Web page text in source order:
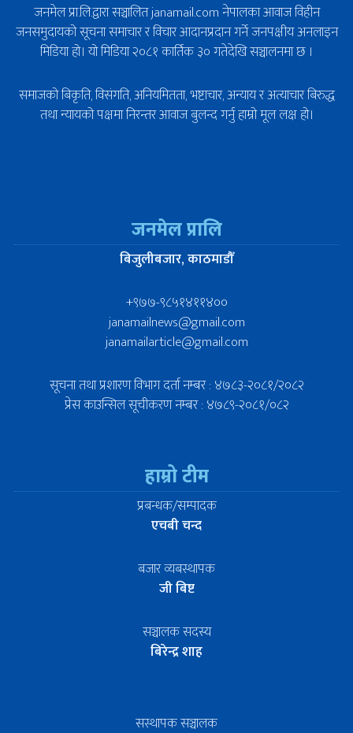
जनमेल प्रा.लि.द्वारा सञ्चालित janamail.com नेपालका आवाज विहीन
जनसमुदायको सूचना समाचार र विचार आदानप्रदान गर्ने जनपक्षीय अनलाइन
मिडिया हो। यो मिडिया २०८१ कार्तिक ३० गतेदेखि सञ्चालनमा छ ।
समाजको बिकृति, विसंगति, अनियमितता, भष्टाचार, अन्याय र अत्याचार बिरुद्ध
तथा न्यायको पक्षमा निरन्तर आवाज बुलन्द गर्नु हाम्रो मूल लक्ष हो।
जनमेल प्रालि
बिजुलीबजार, काठमाडौँ
+९७७-९८५१४११४००
janamailnews@gmail.com
janamailarticle@gmail.com
सूचना तथा प्रशारण विभाग दर्ता नम्बर : ४७८३-२०८१/२०८२
प्रेस काउन्सिल सूचीकरण नम्बर : ४७८९-२०८१/०८२
हाम्रो टीम
प्रबन्धक/सम्पादक
एचबी चन्द
बजार व्यबस्थापक
जी बिष्ट
सञ्चालक सदस्य
बिरेन्द्र शाह
सस्थापक सञ्चालक